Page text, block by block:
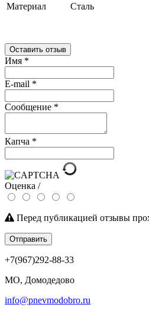
Материал
Сталь
Оставить отзыв
Имя *
E-mail *
Сообщение *
Капча *
Оценка /
Перед публикацией отзывы
Отправить
+7(967)292-88-33
МО, Домодедово
info@pnevmodobro.ru